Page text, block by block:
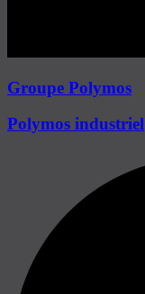
Groupe Polymos
Polymos industriel